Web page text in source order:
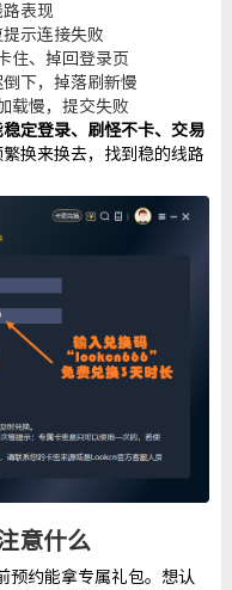
表现
提示连接失败
住、掉回登录页
下，掉落刷新慢
载慢，提交失败
稳定登录、刷怪不卡、交易
换来换去，找到稳的线路
意什么
预约能拿专属礼包。想认